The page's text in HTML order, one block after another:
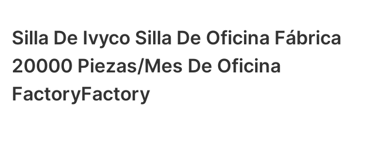
Silla De Ivyco Silla De Oficina Fábrica
20000 Piezas/mes De Oficina
FactoryFactory